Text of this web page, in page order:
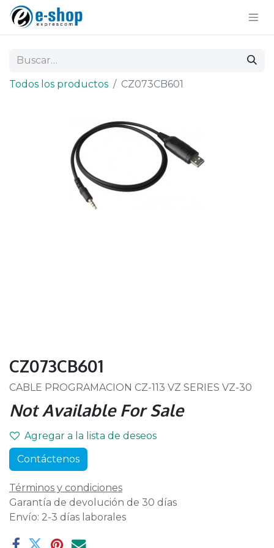
Todos los productos CZ073CB601
CZ073CB601
CABLE PROGRAMACION CZ-113 VZ SERIES VZ-30
Not Available For Sale
Agregar a la lista de deseos
Contáctenos
Términos y condiciones
Garantía de devolución de 30 días
Envío: 2-3 días laborales